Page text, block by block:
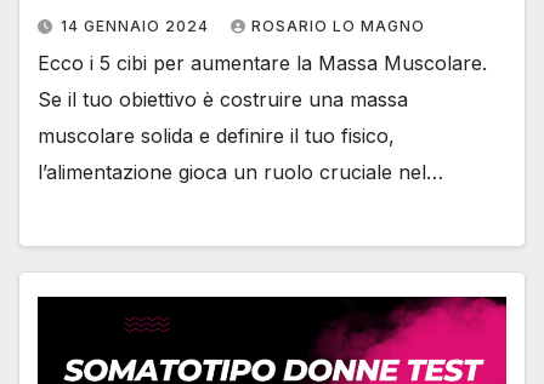
14 GENNAIO 2024 ROSARIO LO MAGNO
Ecco i 5 cibi per aumentare la Massa Muscolare.
Se il tuo obiettivo è costruire una massa
muscolare solida e definire il tuo fisico,
l’alimentazione gioca un ruolo cruciale nel…